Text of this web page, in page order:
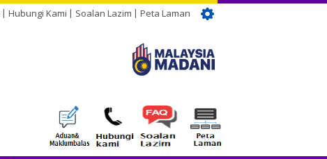
Hubungi Kami Soalan Lazim Peta Laman